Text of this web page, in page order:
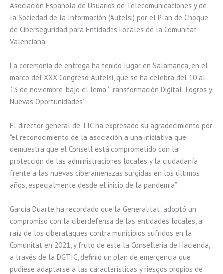
Asociación Española de Usuarios de Telecomunicaciones y de
la Sociedad de la Información (Autelsi) por el Plan de Choque
de Ciberseguridad para Entidades Locales de la Comunitat
Valenciana.
La ceremonia de entrega ha tenido lugar en Salamanca, en el
marco del XXX Congreso Autelsi, que se ha celebra del 10 al
13 de noviembre, bajo el lema ‘Transformación Digital: Logros y
Nuevas Oportunidades’.
El director general de TIC ha expresado su agradecimiento por
“el reconocimiento de la asociación a una iniciativa que
demuestra que el Consell está comprometido con la
protección de las administraciones locales y la ciudadanía
frente a las nuevas ciberamenazas surgidas en los últimos
años, especialmente desde el inicio de la pandemia”.
García Duarte ha recordado que la Generalitat “adoptó un
compromiso con la ciberdefensa de las entidades locales, a
raíz de los ciberataques contra municipios sufridos en la
Comunitat en 2021, y fruto de este la Conselleria de Hacienda,
a través de la DGTIC, definió un plan de emergencia que
pudiese adaptarse a las características y riesgos propios de